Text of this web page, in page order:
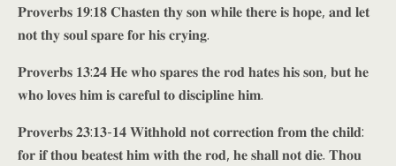
𝐏𝐫𝐨𝐯𝐞𝐫𝐛𝐬 𝟏𝟗:𝟏𝟖 𝐂𝐡𝐚𝐬𝐭𝐞𝐧 𝐭𝐡𝐲 𝐬𝐨𝐧 𝐰𝐡𝐢𝐥𝐞 𝐭𝐡𝐞𝐫𝐞 𝐢𝐬 𝐡𝐨𝐩𝐞, 𝐚𝐧𝐝 𝐥𝐞𝐭
𝐧𝐨𝐭 𝐭𝐡𝐲 𝐬𝐨𝐮𝐥 𝐬𝐩𝐚𝐫𝐞 𝐟𝐨𝐫 𝐡𝐢𝐬 𝐜𝐫𝐲𝐢𝐧𝐠.
𝐏𝐫𝐨𝐯𝐞𝐫𝐛𝐬 𝟏𝟑:𝟐𝟒 𝐇𝐞 𝐰𝐡𝐨 𝐬𝐩𝐚𝐫𝐞𝐬 𝐭𝐡𝐞 𝐫𝐨𝐝 𝐡𝐚𝐭𝐞𝐬 𝐡𝐢𝐬 𝐬𝐨𝐧, 𝐛𝐮𝐭 𝐡𝐞
𝐰𝐡𝐨 𝐥𝐨𝐯𝐞𝐬 𝐡𝐢𝐦 𝐢𝐬 𝐜𝐚𝐫𝐞𝐟𝐮𝐥 𝐭𝐨 𝐝𝐢𝐬𝐜𝐢𝐩𝐥𝐢𝐧𝐞 𝐡𝐢𝐦.
𝐏𝐫𝐨𝐯𝐞𝐫𝐛𝐬 𝟐𝟑:𝟏𝟑-𝟏𝟒 𝐖𝐢𝐭𝐡𝐡𝐨𝐥𝐝 𝐧𝐨𝐭 𝐜𝐨𝐫𝐫𝐞𝐜𝐭𝐢𝐨𝐧 𝐟𝐫𝐨𝐦 𝐭𝐡𝐞 𝐜𝐡𝐢𝐥𝐝:
𝐟𝐨𝐫 𝐢𝐟 𝐭𝐡𝐨𝐮 𝐛𝐞𝐚𝐭𝐞𝐬𝐭 𝐡𝐢𝐦 𝐰𝐢𝐭𝐡 𝐭𝐡𝐞 𝐫𝐨𝐝, 𝐡𝐞 𝐬𝐡𝐚𝐥𝐥 𝐧𝐨𝐭 𝐝𝐢𝐞. 𝐓𝐡𝐨𝐮